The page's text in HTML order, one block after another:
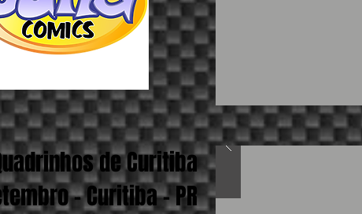
de Curitiba
- Curitiba - PR